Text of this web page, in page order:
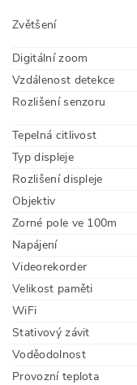
Zvětšení
Digitální zoom
Vzdálenost detekce
Rozlišení senzoru
Tepelná citlivost
Typ displeje
Rozlišení displeje
Objektiv
Zorné pole ve 100m
Napájení
Videorekorder
Velikost paměti
WiFi
Stativový závit
Voděodolnost
Provozní teplota